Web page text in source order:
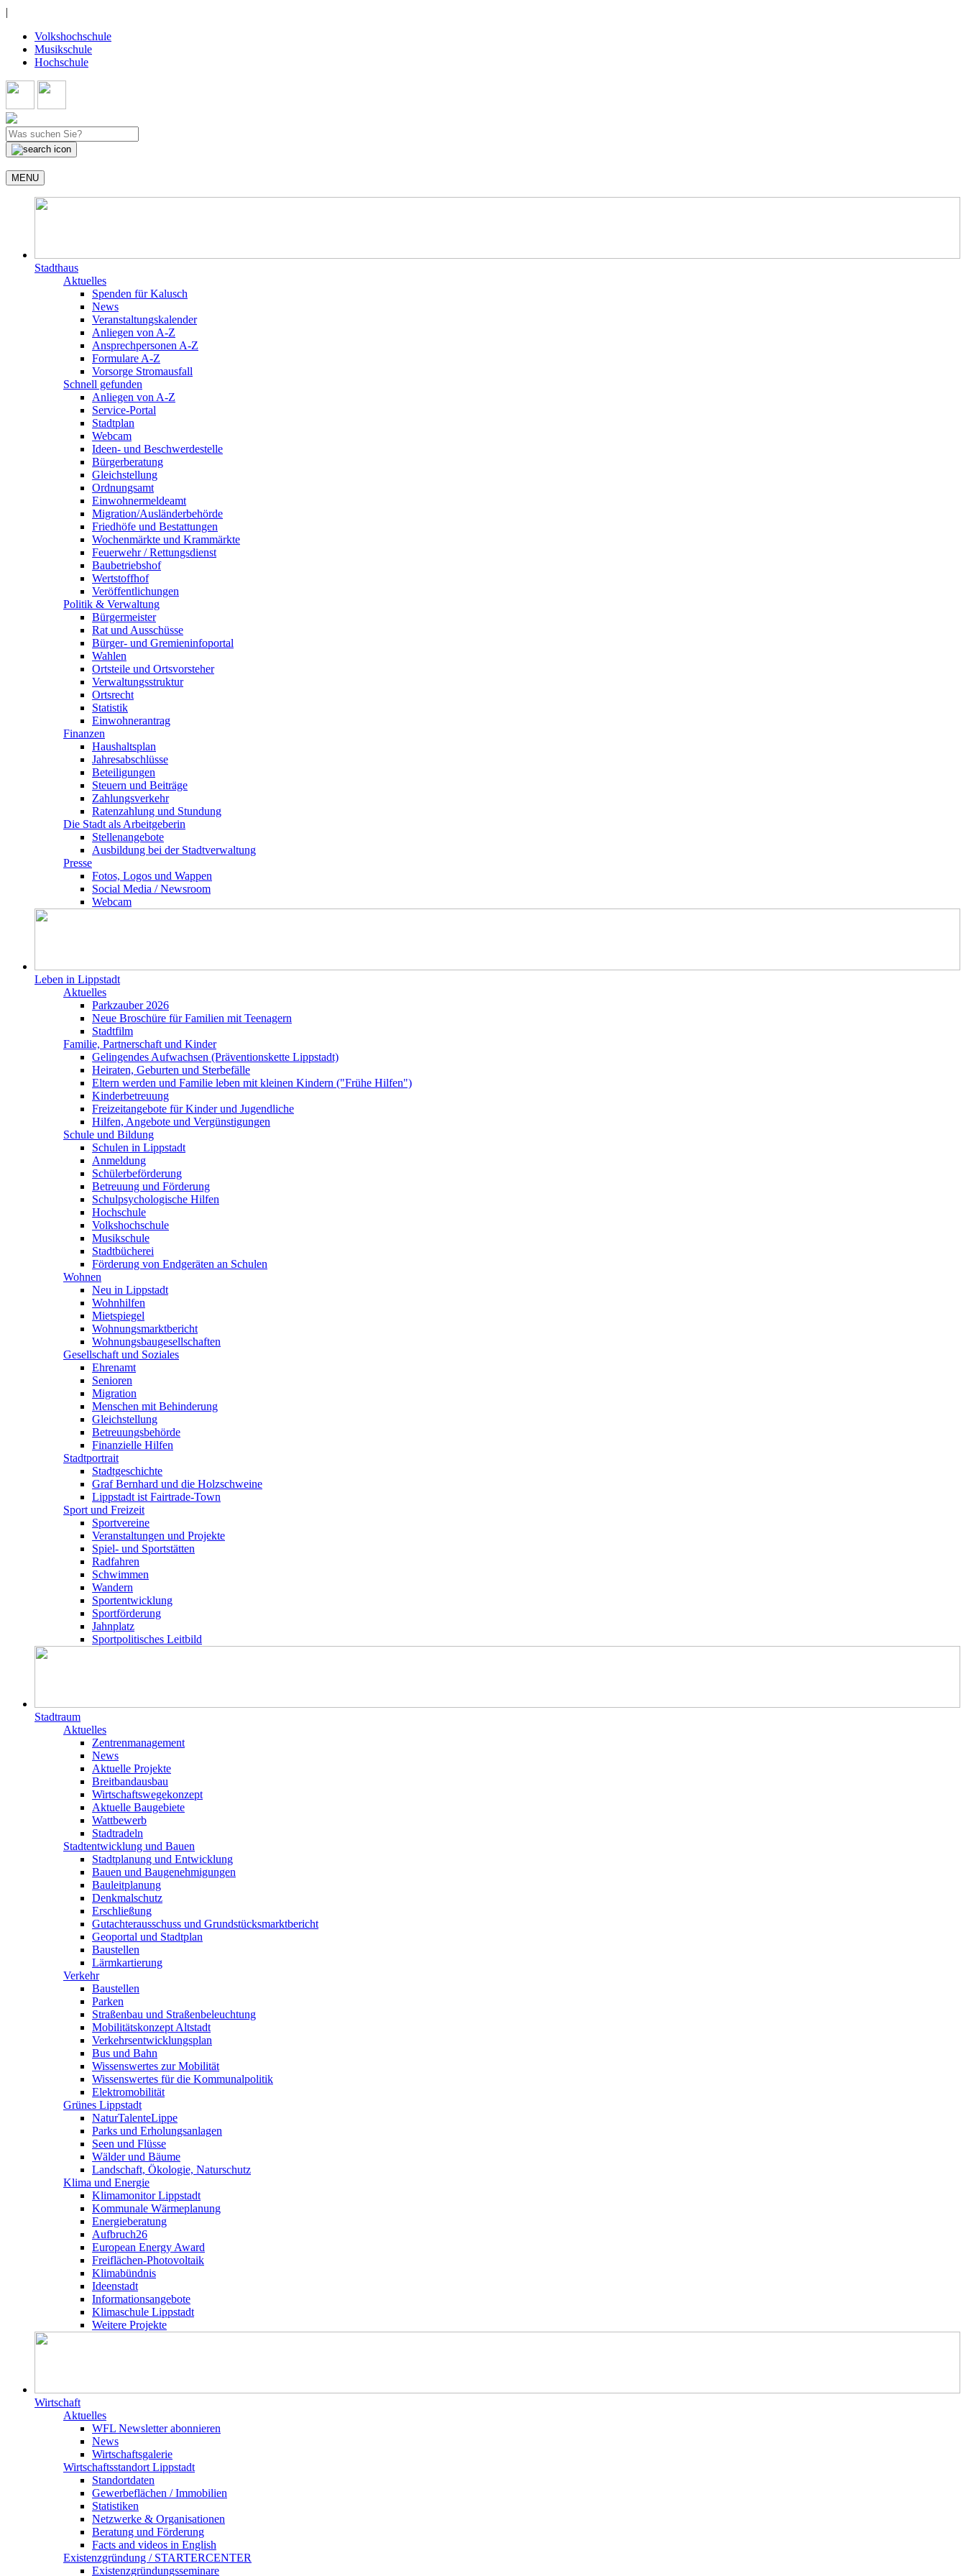
|
Volkshochschule
Musikschule
Hochschule
MENU
Stadthaus
Aktuelles
Spenden für Kalusch
News
Veranstaltungskalender
Anliegen von A-Z
Ansprechpersonen A-Z
Formulare A-Z
Vorsorge Stromausfall
Schnell gefunden
Anliegen von A-Z
Service-Portal
Stadtplan
Webcam
Ideen- und Beschwerdestelle
Bürgerberatung
Gleichstellung
Ordnungsamt
Einwohnermeldeamt
Migration/Ausländerbehörde
Friedhöfe und Bestattungen
Wochenmärkte und Krammärkte
Feuerwehr / Rettungsdienst
Baubetriebshof
Wertstoffhof
Veröffentlichungen
Politik & Verwaltung
Bürgermeister
Rat und Ausschüsse
Bürger- und Gremieninfoportal
Wahlen
Ortsteile und Ortsvorsteher
Verwaltungsstruktur
Ortsrecht
Statistik
Einwohnerantrag
Finanzen
Haushaltsplan
Jahresabschlüsse
Beteiligungen
Steuern und Beiträge
Zahlungsverkehr
Ratenzahlung und Stundung
Die Stadt als Arbeitgeberin
Stellenangebote
Ausbildung bei der Stadtverwaltung
Presse
Fotos, Logos und Wappen
Social Media / Newsroom
Webcam
Leben in Lippstadt
Aktuelles
Parkzauber 2026
Neue Broschüre für Familien mit Teenagern
Stadtfilm
Familie, Partnerschaft und Kinder
Gelingendes Aufwachsen (Präventionskette Lippstadt)
Heiraten, Geburten und Sterbefälle
Eltern werden und Familie leben mit kleinen Kindern ("Frühe Hilfen")
Kinderbetreuung
Freizeitangebote für Kinder und Jugendliche
Hilfen, Angebote und Vergünstigungen
Schule und Bildung
Schulen in Lippstadt
Anmeldung
Schülerbeförderung
Betreuung und Förderung
Schulpsychologische Hilfen
Hochschule
Volkshochschule
Musikschule
Stadtbücherei
Förderung von Endgeräten an Schulen
Wohnen
Neu in Lippstadt
Wohnhilfen
Mietspiegel
Wohnungsmarktbericht
Wohnungsbaugesellschaften
Gesellschaft und Soziales
Ehrenamt
Senioren
Migration
Menschen mit Behinderung
Gleichstellung
Betreuungsbehörde
Finanzielle Hilfen
Stadtportrait
Stadtgeschichte
Graf Bernhard und die Holzschweine
Lippstadt ist Fairtrade-Town
Sport und Freizeit
Sportvereine
Veranstaltungen und Projekte
Spiel- und Sportstätten
Radfahren
Schwimmen
Wandern
Sportentwicklung
Sportförderung
Jahnplatz
Sportpolitisches Leitbild
Stadtraum
Aktuelles
Zentrenmanagement
News
Aktuelle Projekte
Breitbandausbau
Wirtschaftswegekonzept
Aktuelle Baugebiete
Wattbewerb
Stadtradeln
Stadtentwicklung und Bauen
Stadtplanung und Entwicklung
Bauen und Baugenehmigungen
Bauleitplanung
Denkmalschutz
Erschließung
Gutachterausschuss und Grundstücksmarktbericht
Geoportal und Stadtplan
Baustellen
Lärmkartierung
Verkehr
Baustellen
Parken
Straßenbau und Straßenbeleuchtung
Mobilitätskonzept Altstadt
Verkehrsentwicklungsplan
Bus und Bahn
Wissenswertes zur Mobilität
Wissenswertes für die Kommunalpolitik
Elektromobilität
Grünes Lippstadt
NaturTalenteLippe
Parks und Erholungsanlagen
Seen und Flüsse
Wälder und Bäume
Landschaft, Ökologie, Naturschutz
Klima und Energie
Klimamonitor Lippstadt
Kommunale Wärmeplanung
Energieberatung
Aufbruch26
European Energy Award
Freiflächen-Photovoltaik
Klimabündnis
Ideenstadt
Informationsangebote
Klimaschule Lippstadt
Weitere Projekte
Wirtschaft
Aktuelles
WFL Newsletter abonnieren
News
Wirtschaftsgalerie
Wirtschafts­­standort Lippstadt
Standortdaten
Gewerbeflächen / Immobilien
Statistiken
Netzwerke & Organisationen
Beratung und Förderung
Facts and videos in English
Existenz­gründung / STARTERCENTER
Existenzgründungsseminare